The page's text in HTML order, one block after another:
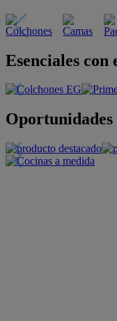
Esenciales con
Oportunidades